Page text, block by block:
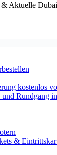
Aktuelle
kostenlos
Rundgang
&